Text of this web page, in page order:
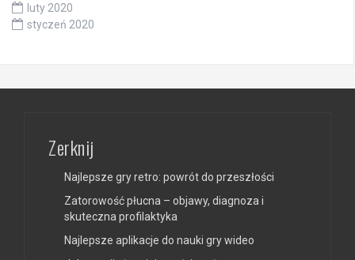
luty 2020
styczeń 2020
Zerknij
Najlepsze gry retro: powrót do przeszłości
Zatorowość płucna – objawy, diagnoza i
skuteczna profilaktyka
Najlepsze aplikacje do nauki gry wideo